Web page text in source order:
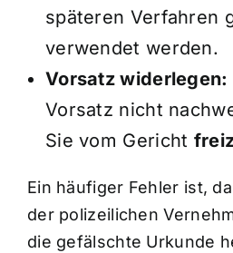
späteren Verfahren
verwendet werden.
Vorsatz widerlegen:
Vorsatz nicht
Sie vom Gericht
Ein häufiger Fehler ist,
der polizeilichen
die gefälschte Urkunde